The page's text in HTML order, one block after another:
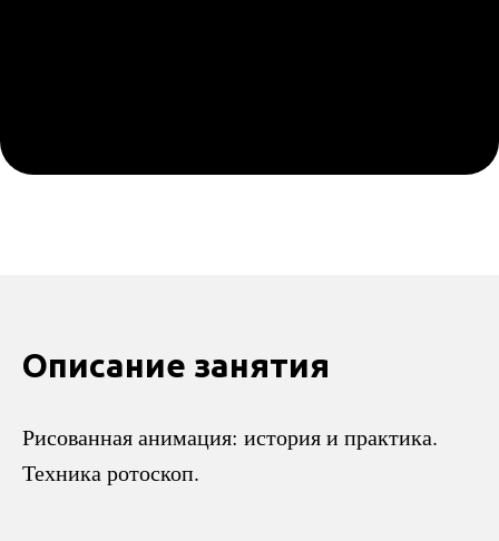
Описание занятия
Рисованная анимация: история и практика.
Техника ротоскоп.